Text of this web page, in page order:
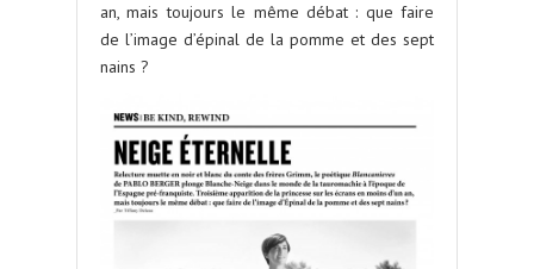
an, mais toujours le même débat : que faire
de l’image d’épinal de la pomme et des sept
nains ?